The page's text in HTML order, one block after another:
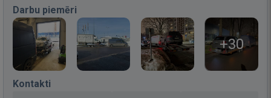
Darbu piemēri
+30
Kontakti